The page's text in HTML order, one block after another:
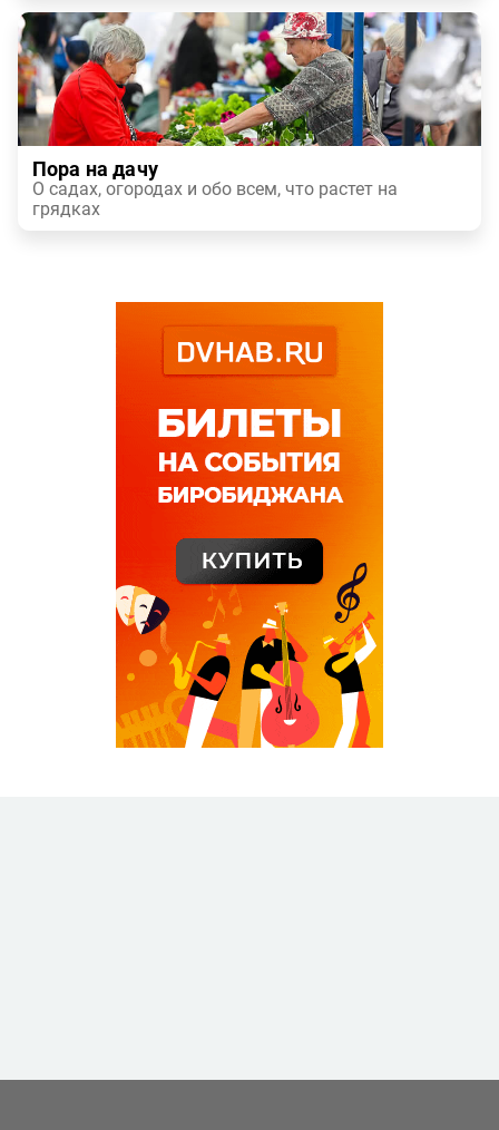
Пора на дачу
О садах, огородах и обо всем, что растет на
грядках